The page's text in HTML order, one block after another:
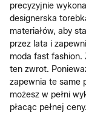
precyzyjnie
designerska
materiałów, aby
przez lata i
moda fast fashion.
ten zwrot.
zapewnia te same
możesz w pełni
płacąc pełnej ceny.